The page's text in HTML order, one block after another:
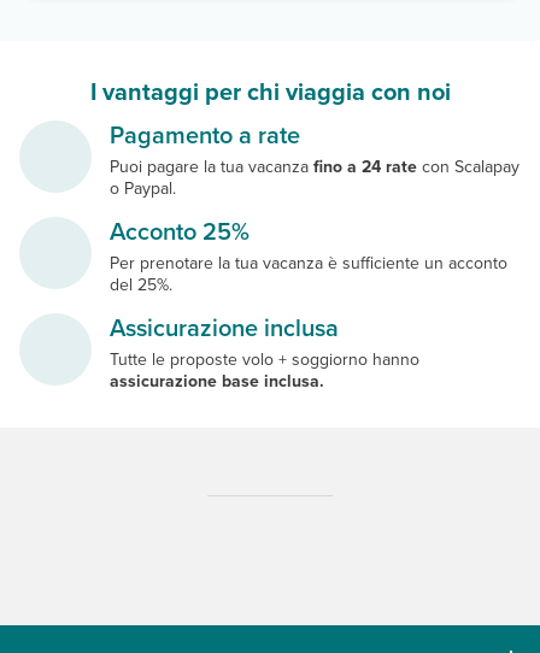
I vantaggi per chi viaggia con noi
Pagamento a rate
Puoi pagare la tua vacanza fino a 24 rate con Scalapay
o Paypal.
Acconto 25%
Per prenotare la tua vacanza è sufficiente un acconto
del 25%.
Assicurazione inclusa
Tutte le proposte volo + soggiorno hanno
assicurazione base inclusa.